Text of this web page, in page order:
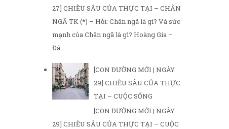
27] CHIỀU SÂU CỦA THỰC TẠI – CHÂN
NGÃ TK (*) – Hỏi: Chân ngã là gì? Và sức
mạnh của Chân ngã là gì? Hoàng Gia –
Đá...
[CON ĐƯỜNG MỚI | NGÀY
29] CHIỀU SÂU CỦA THỰC
TẠI – CUỘC SỐNG
[CON ĐƯỜNG MỚI | NGÀY
29] CHIỀU SÂU CỦA THỰC TẠI – CUỘC